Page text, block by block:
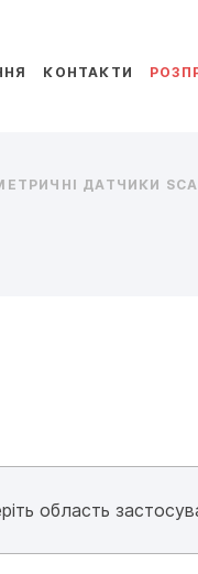
КОНТАКТИ
ДАТЧИКИ